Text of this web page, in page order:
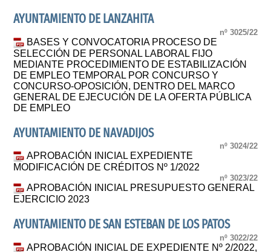
AYUNTAMIENTO DE LANZAHITA
nº 3025/22
BASES Y CONVOCATORIA PROCESO DE
SELECCIÓN DE PERSONAL LABORAL FIJO
MEDIANTE PROCEDIMIENTO DE ESTABILIZACIÓN
DE EMPLEO TEMPORAL POR CONCURSO Y
CONCURSO-OPOSICIÓN, DENTRO DEL MARCO
GENERAL DE EJECUCIÓN DE LA OFERTA PÚBLICA
DE EMPLEO
AYUNTAMIENTO DE NAVADIJOS
nº 3024/22
APROBACIÓN INICIAL EXPEDIENTE
MODIFICACIÓN DE CRÉDITOS Nº 1/2022
nº 3023/22
APROBACIÓN INICIAL PRESUPUESTO GENERAL
EJERCICIO 2023
AYUNTAMIENTO DE SAN ESTEBAN DE LOS PATOS
nº 3022/22
APROBACIÓN INICIAL DE EXPEDIENTE Nº 2/2022,